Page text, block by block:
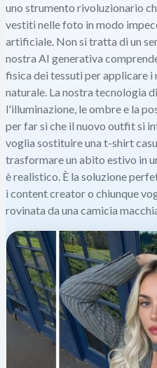
uno strumento rivoluzionario
vestiti nelle foto in modo
artificiale. Non si tratta di un
nostra AI generativa
fisica dei tessuti per applicare i
naturale. La nostra tecnologia
l'illuminazione, le ombre e la
per far sì che il nuovo outfit si
voglia sostituire una t-shirt
trasformare un abito estivo in
è realistico. È la soluzione
i content creator o chiunque
rovinata da una camicia